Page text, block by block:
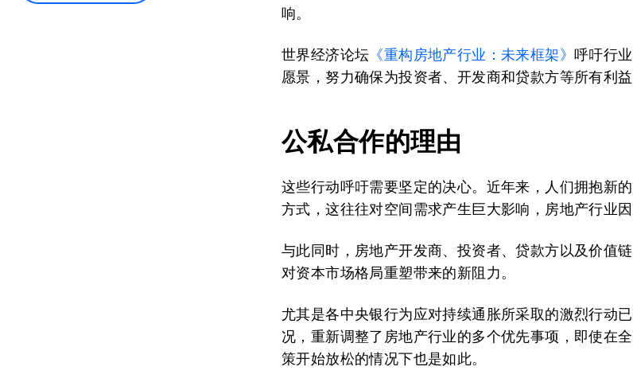
响。
世界经济论坛 《重构房地产行业：未来框架》呼吁行
愿景，努力确保为投资者、开发商和贷款方等所有利益
公私合作的理由
这些行动呼吁需要坚定的决心。近年来，人们拥抱新
方式，这往往对空间需求产生巨大影响，房地产行业因
与此同时，房地产开发商、投资者、贷款方以及价值
对资本市场格局重塑带来的新阻力。
尤其是各中央银行为应对持续通胀所采取的激烈行动
况，重新调整了房地产行业的多个优先事项，即使在
策开始放松的情况下也是如此。